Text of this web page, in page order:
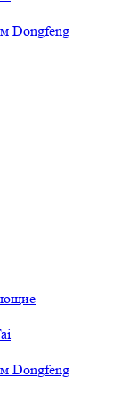
Dongfeng
Dongfeng